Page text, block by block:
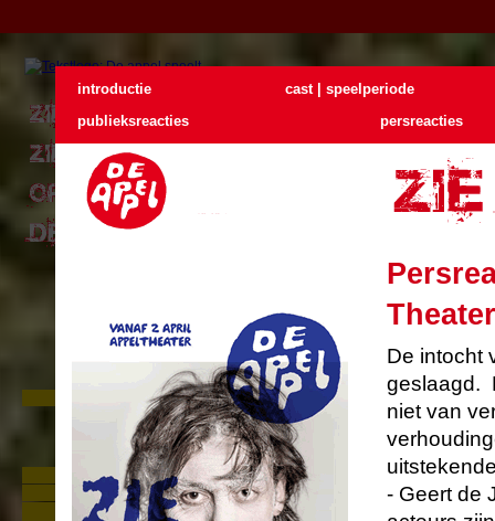
Zie De Appel buiten
In juni gaan we naar buiten. Drie
locatievoorstellingen op loopafstand
van elkaar. Met één kaartje kunt u
drie voorstellingen zien.
Lees verder...
Foto's Zie De Appel Buiten
Persreacties Zie de mens
Over Zie de mens: geschiedenis,
introductie
cast | speelperiode
publieksreacties
persreacties
De intocht
geslaagd.
niet van
- Geert de